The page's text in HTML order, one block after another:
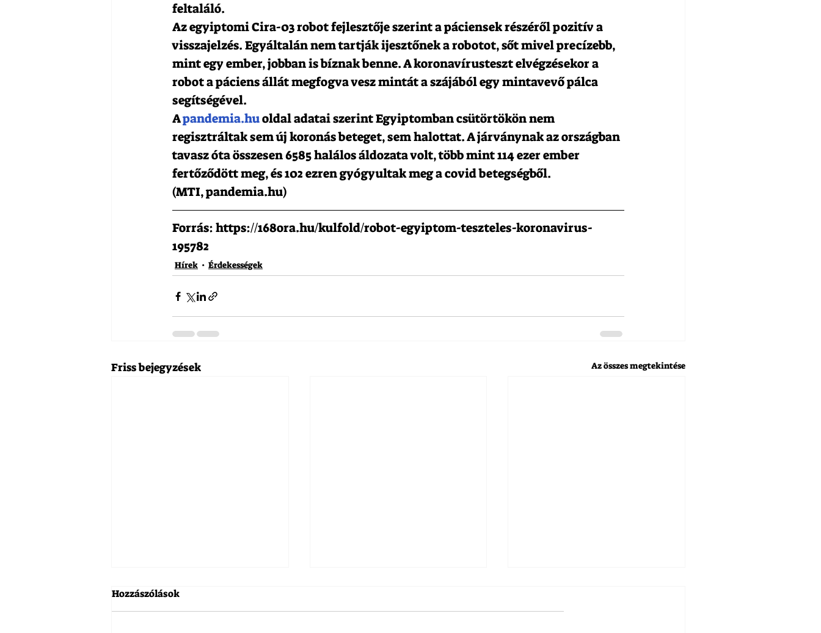
feltaláló.
Az egyiptomi Cira-03 robot fejlesztője szerint a páciensek részéről pozitív a
visszajelzés. Egyáltalán nem tartják ijesztőnek a robotot, sőt mivel precízebb,
mint egy ember, jobban is bíznak benne. A koronavírusteszt elvégzésekor a
robot a páciens állát megfogva vesz mintát a szájából egy mintavevő pálca
segítségével.
A pandemia.hu oldal adatai szerint Egyiptomban csütörtökön nem
regisztráltak sem új koronás beteget, sem halottat. A járványnak az országban
tavasz óta összesen 6585 halálos áldozata volt, több mint 114 ezer ember
fertőződött meg, és 102 ezren gyógyultak meg a covid betegségből.
(MTI, pandemia.hu)
Forrás: https://168ora.hu/kulfold/robot-egyiptom-teszteles-koronavirus-
195782
Hírek Érdekességek
Friss bejegyzések Az összes megtekintése
Hozzászólások